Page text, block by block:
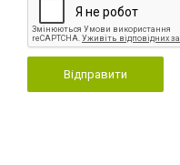
Відправити